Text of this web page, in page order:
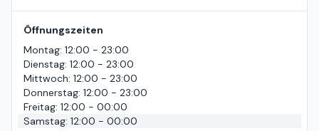
Öffnungszeiten
Montag: 12:00 - 23:00
Dienstag: 12:00 - 23:00
Mittwoch: 12:00 - 23:00
Donnerstag: 12:00 - 23:00
Freitag: 12:00 - 00:00
Samstag: 12:00 - 00:00